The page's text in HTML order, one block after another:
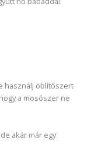
használj öblítőszert
a mosószer ne
akár már egy